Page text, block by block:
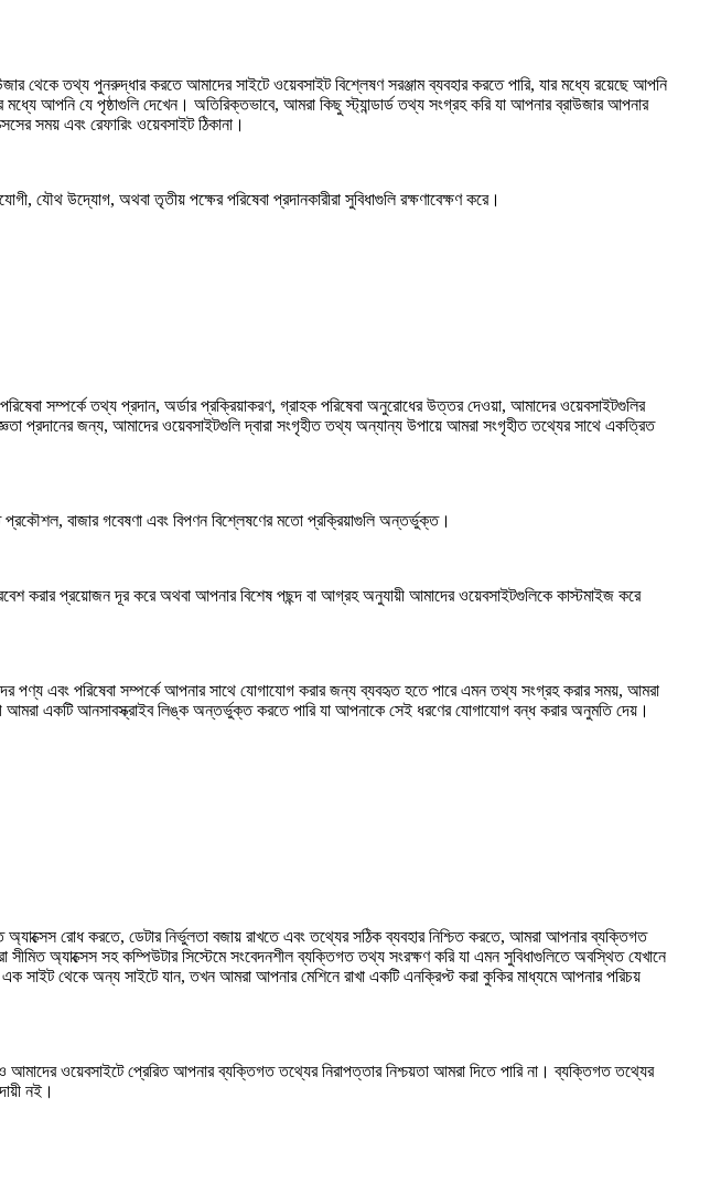
থেকে তথ্য পুনরুদ্ধার করতে আমাদের সাইটে ওয়েবসাইট বিশ্লেষণ সরঞ্জাম ব্যবহার করতে পারি, যার মধ্যে রয়েছে আপনি
আপনি যে পৃষ্ঠাগুলি দেখেন। অতিরিক্তভাবে, আমরা কিছু স্ট্যান্ডার্ড তথ্য সংগ্রহ করি যা আপনার ব্রাউজার আপনার
সময় এবং রেফারিং ওয়েবসাইট ঠিকানা।
যৌথ উদ্যোগ, অথবা তৃতীয় পক্ষের পরিষেবা প্রদানকারীরা সুবিধাগুলি রক্ষণাবেক্ষণ করে।
সম্পর্কে তথ্য প্রদান, অর্ডার প্রক্রিয়াকরণ, গ্রাহক পরিষেবা অনুরোধের উত্তর দেওয়া, আমাদের ওয়েবসাইটগুলির
প্রদানের জন্য, আমাদের ওয়েবসাইটগুলি দ্বারা সংগৃহীত তথ্য অন্যান্য উপায়ে আমরা সংগৃহীত তথ্যের সাথে একত্রিত
বাজার গবেষণা এবং বিপণন বিশ্লেষণের মতো প্রক্রিয়াগুলি অন্তর্ভুক্ত।
করার প্রয়োজন দূর করে অথবা আপনার বিশেষ পছন্দ বা আগ্রহ অনুযায়ী আমাদের ওয়েবসাইটগুলিকে কাস্টমাইজ করে
এবং পরিষেবা সম্পর্কে আপনার সাথে যোগাযোগ করার জন্য ব্যবহৃত হতে পারে এমন তথ্য সংগ্রহ করার সময়, আমরা
একটি আনসাবস্ক্রাইব লিঙ্ক অন্তর্ভুক্ত করতে পারি যা আপনাকে সেই ধরণের যোগাযোগ বন্ধ করার অনুমতি দেয়।
রোধ করতে, ডেটার নির্ভুলতা বজায় রাখতে এবং তথ্যের সঠিক ব্যবহার নিশ্চিত করতে, আমরা আপনার ব্যক্তিগত
অ্যাক্সেস সহ কম্পিউটার সিস্টেমে সংবেদনশীল ব্যক্তিগত তথ্য সংরক্ষণ করি যা এমন সুবিধাগুলিতে অবস্থিত যেখানে
থেকে অন্য সাইটে যান, তখন আমরা আপনার মেশিনে রাখা একটি এনক্রিপ্ট করা কুকির মাধ্যমে আপনার পরিচয়
ওয়েবসাইটে প্রেরিত আপনার ব্যক্তিগত তথ্যের নিরাপত্তার নিশ্চয়তা আমরা দিতে পারি না। ব্যক্তিগত তথ্যের
নই।